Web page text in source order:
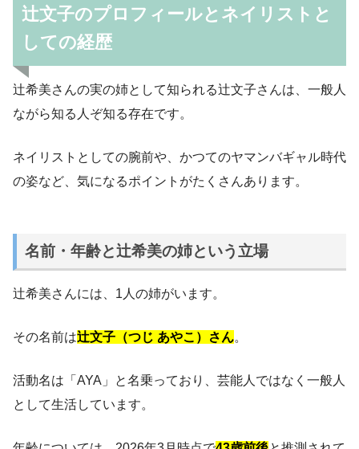
辻文子のプロフィールとネイリストと
しての経歴
辻希美さんの実の姉として知られる辻文子さんは、一般人
ながら知る人ぞ知る存在です。
ネイリストとしての腕前や、かつてのヤマンバギャル時代
の姿など、気になるポイントがたくさんあります。
名前・年齢と辻希美の姉という立場
辻希美さんには、1人の姉がいます。
その名前は辻文子（つじ あやこ）さん。
活動名は「AYA」と名乗っており、芸能人ではなく一般人
として生活しています。